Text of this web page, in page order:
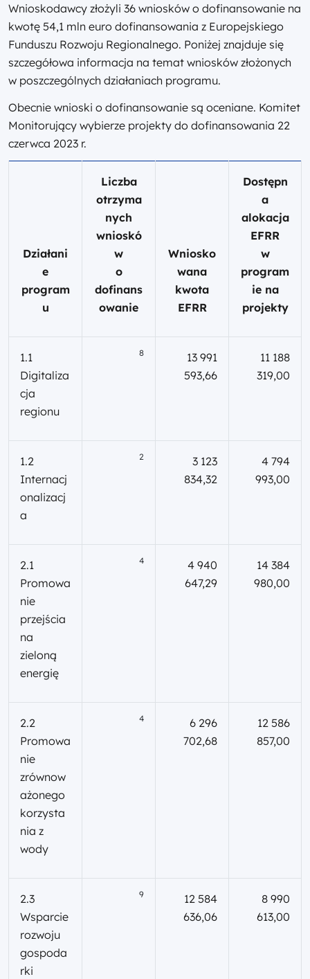
Wnioskodawcy złożyli 36 wniosków o dofinansowanie na
kwotę 54,1 mln euro dofinansowania z Europejskiego
Funduszu Rozwoju Regionalnego. Poniżej znajduje się
szczegółowa informacja na temat wniosków złożonych
w poszczególnych działaniach programu.
Obecnie wnioski o dofinansowanie są oceniane. Komitet
Monitorujący wybierze projekty do dofinansowania 22
czerwca 2023 r.
Działani
e
program
u
Liczba
otrzyma
nych
wnioskó
w
o
dofinans
owanie
Wniosko
wana
kwota
EFRR
Dostępn
a
alokacja
EFRR
w
program
ie na
projekty
1.1
Digitaliza
cja
regionu
8
13 991
593,66
11 188
319,00
1.2
Internacj
onalizacj
a
2
3 123
834,32
4 794
993,00
2.1
Promowa
nie
przejścia
na
zieloną
energię
4
4 940
647,29
14 384
980,00
2.2
Promowa
nie
zrównow
ażonego
korzysta
nia z
wody
4
6 296
702,68
12 586
857,00
2.3
Wsparcie
rozwoju
gospoda
rki
9
12 584
636,06
8 990
613,00